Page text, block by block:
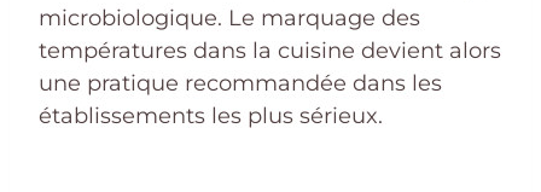
microbiologique. Le marquage des
températures dans la cuisine devient alors
une pratique recommandée dans les
établissements les plus sérieux.